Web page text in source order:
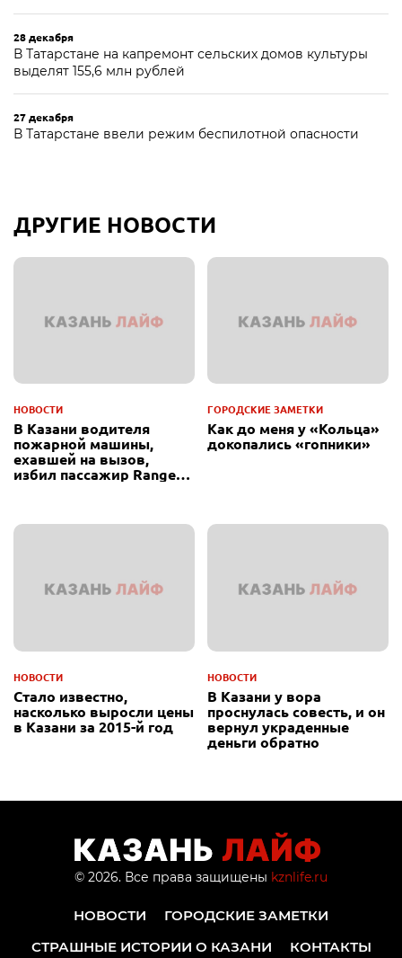
28 декабря
В Татарстане на капремонт сельских домов культуры
выделят 155,6 млн рублей
27 декабря
В Татарстане ввели режим беспилотной опасности
ДРУГИЕ НОВОСТИ
НОВОСТИ
В Казани водителя
пожарной машины,
ехавшей на вызов,
избил пассажир Range
ГОРОДСКИЕ ЗАМЕТКИ
Как до меня у «Кольца»
докопались «гопники»
НОВОСТИ
Стало известно,
насколько выросли цены
в Казани за 2015-й год
НОВОСТИ
В Казани у вора
проснулась совесть, и он
вернул украденные
деньги обратно
© 2026. Все права защищены kznlife.ru
НОВОСТИ
ГОРОДСКИЕ ЗАМЕТКИ
СТРАШНЫЕ ИСТОРИИ О КАЗАНИ
КОНТАКТЫ